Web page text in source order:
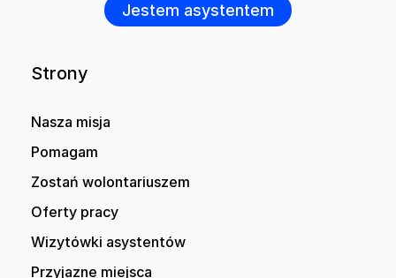
Jestem asystentem
Strony
Nasza misja
Pomagam
Zostań wolontariuszem
Oferty pracy
Wizytówki asystentów
Przyjazne miejsca